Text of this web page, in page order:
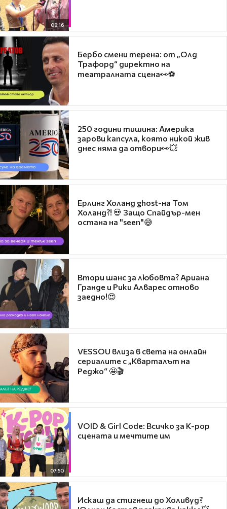
08:16
Бербо смени терена: от „Олд
Трафорд“ директно на
театралната сцена👀⚽
250 години тишина: Америка
зарови капсула, която никой жив
днес няма да отвори👀💥
Ерлинг Холанд ghost-на Том
Холанд?! 💀 Защо Спайдър-мен
остана на "seen"😅
Втори шанс за любовта? Ариана
Гранде и Рики Алварес отново
заедно!😍
VESSOU влиза в света на онлайн
сериалите с „Кварталът на
Реджо“ 🤩🎬
07:50
VOID & Girl Code: Всичко за K-pop
сцената и мечтите им
Искаш да стигнеш до Холивуд?